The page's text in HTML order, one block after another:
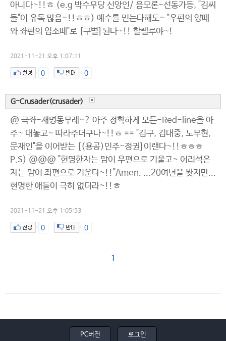
아니다~!!ㅎ (e.g 박수무당 신앙인/ 음모론-선동가등, "김씨
들"이 유독 많음~!!ㅎㅎ) 예수를 믿는다해도~ "우편의 양떼
와 좌편의 염소떼"로 [구별]된다~!! 할렐루야~!
2021-11-21 오후 1:07:11
0 0
G-Crusader(crusader)
@ 극좌-재명동무래~? 아주 정확하게 모든-Red-line을 아
주~ 대놓고~ 따라주더구나~!!ㅎ == "김구, 김대중, 노무현,
문재인"을 이어받는 [(용공)민주-정권]이랜다~!!ㅎㅎㅎ
P.S) @@@ "현명한자는 맘이 우편으로 기울고~ 어리석은
자는 맘이 좌편으로 기운다~!!"Amen. ...20여년을 봣지만...
현명한 애들이 극히 없더라~!!ㅎ
2021-11-21 오후 1:05:53
0 0
1
PC버전 로그인